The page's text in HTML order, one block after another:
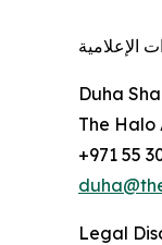
Duha
The Halo
+971 55
Legal